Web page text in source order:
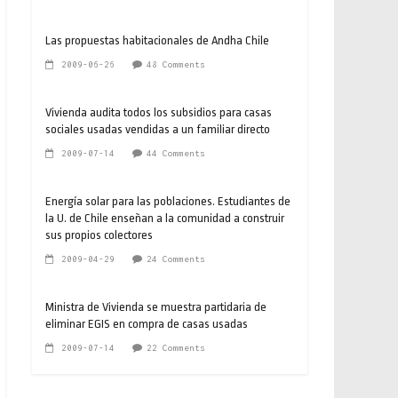
Las propuestas habitacionales de Andha Chile
2009-06-26 48 Comments
Vivienda audita todos los subsidios para casas
sociales usadas vendidas a un familiar directo
2009-07-14 44 Comments
Energía solar para las poblaciones. Estudiantes de
la U. de Chile enseñan a la comunidad a construir
sus propios colectores
2009-04-29 24 Comments
Ministra de Vivienda se muestra partidaria de
eliminar EGIS en compra de casas usadas
2009-07-14 22 Comments